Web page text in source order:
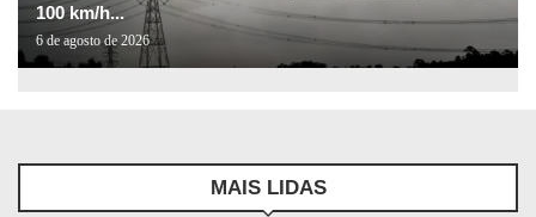
100 km/h...
6 de agosto de 2026
MAIS LIDAS